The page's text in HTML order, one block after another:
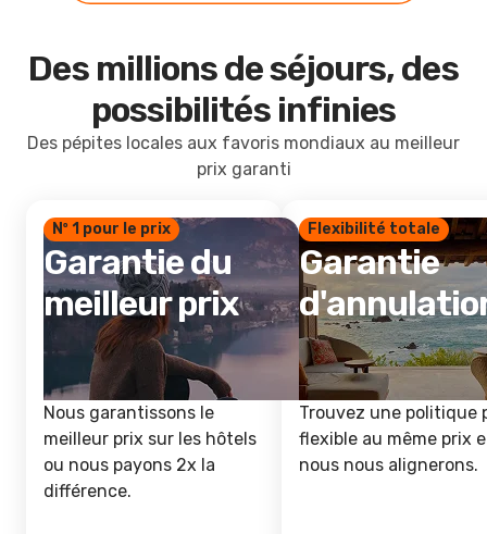
Des millions de séjours, des
possibilités infinies
Des pépites locales aux favoris mondiaux au meilleur
prix garanti
Nº 1 pour le prix
Garantie du
meilleur prix
Nous garantissons le
meilleur prix sur les hôtels
ou nous payons 2x la
différence.
Flexibilité totale
Garantie
Trouvez une politique
flexible au même prix
nous nous alignerons.